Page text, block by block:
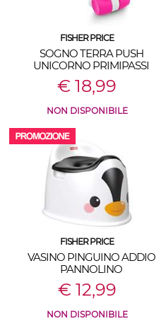
FISHER PRICE
SOGNO TERRA PUSH
UNICORNO PRIMIPASSI
€ 18,99
NON DISPONIBILE
FISHER PRICE
VASINO PINGUINO ADDIO
PANNOLINO
€ 12,99
NON DISPONIBILE